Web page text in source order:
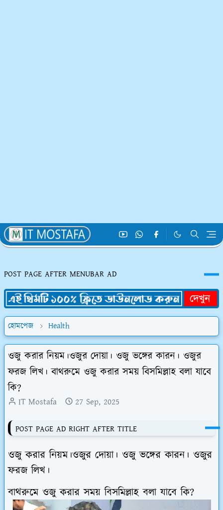
POST PAGE AFTER MENUBAR AD
হোমপেজ Health
ওজু করার নিয়ম।ওজুর দোয়া। ওজু ভঙ্গের কারন। ওজুর
ফরজ লিখ। বাথরুমে ওজু করার সময় বিসমিল্লাহ বলা যাবে
কি?
IT Mostafa 27 Sep, 2025
POST PAGE AD RIGHT AFTER TITLE
ওজু করার নিয়ম।ওজুর দোয়া। ওজু ভঙ্গের কারন। ওজুর
ফরজ লিখ।
বাথরুমে ওজু করার সময় বিসমিল্লাহ বলা যাবে কি?